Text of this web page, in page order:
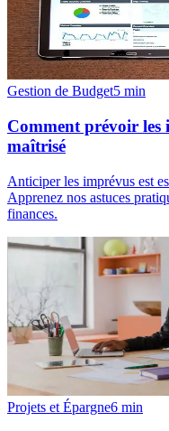
Gestion de Budget5 min
Comment prévoir les
maîtrisé
Anticiper les imprévus est
Apprenez nos astuces
finances.
Projets et Épargne6 min